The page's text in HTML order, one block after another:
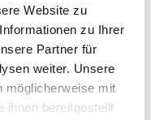
Website zu
zu Ihrer
Partner für
weiter. Unsere
möglicherweise mit
ihnen bereitgestellt